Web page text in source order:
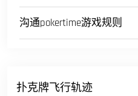
沟通pokertime游戏规则
扑克牌飞行轨迹